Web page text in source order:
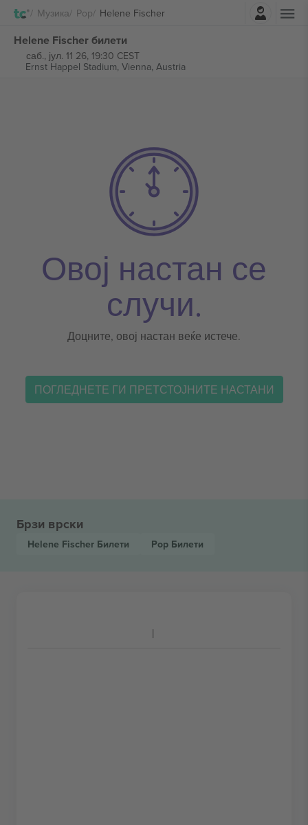
Музика Pop Helene Fischer
Helene Fischer билети
саб., јул. 11 26, 19:30 CEST
Ernst Happel Stadium, Vienna, Austria
Овој настан се
случи.
Доцните, овој настан веќе истече.
ПОГЛЕДНЕТЕ ГИ ПРЕТСТОЈНИТЕ НАСТАНИ
Брзи врски
Helene Fischer Билети Pop Билети